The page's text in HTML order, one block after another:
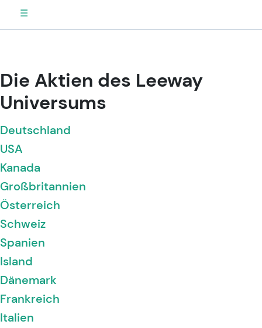
☰
Die Aktien des Leeway
Universums
Deutschland
USA
Kanada
Großbritannien
Österreich
Schweiz
Spanien
Island
Dänemark
Frankreich
Italien